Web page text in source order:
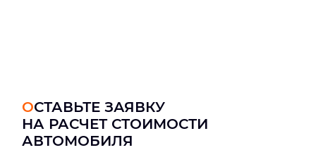
ОСТАВЬТЕ ЗАЯВКУ
НА РАСЧЕТ СТОИМОСТИ
АВТОМОБИЛЯ